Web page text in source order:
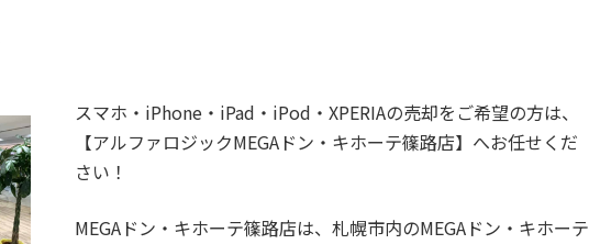
スマホ・iPhone・iPad・iPod・XPERIAの売却をご希望の方は、
【アルファロジックMEGAドン・キホーテ篠路店】へお任せくだ
さい！
MEGAドン・キホーテ篠路店は、札幌市内のMEGAドン・キホーテ